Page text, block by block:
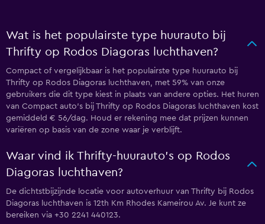
Wat is het populairste type huurauto bij
Thrifty op Rodos Diagoras luchthaven?
Compact of vergelijkbaar is het populairste type huurauto bij
Thrifty op Rodos Diagoras luchthaven, met 59% van onze
gebruikers die dit type kiest in plaats van andere opties. Het huren
van Compact auto's bij Thrifty op Rodos Diagoras luchthaven kost
gemiddeld € 56/dag. Houd er rekening mee dat prijzen kunnen
variëren op basis van de zone waar je verblijft.
Waar vind ik Thrifty-huurauto's op Rodos
Diagoras luchthaven?
De dichtstbijzijnde locatie voor autoverhuur van Thrifty bij Rodos
Diagoras luchthaven is 12th Km Rhodes Kameirou Av. Je kunt ze
bereiken via +30 2241 440123.